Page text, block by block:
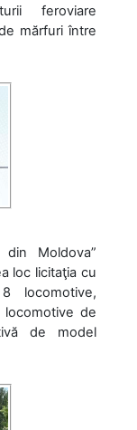
feroviare
mărfuri între
Moldova”
loc licitaţia cu
locomotive,
de
de model